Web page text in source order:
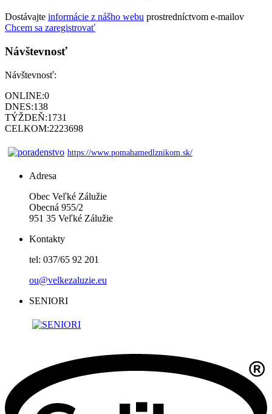
Dostávajte informácie z nášho webu prostredníctvom e-mailov
Chcem sa zaregistrovať
Návštevnosť
Návštevnosť:
ONLINE:0
DNES:138
TÝŽDEŇ:1731
CELKOM:2223698
https://www.pomahamedlznikom.sk/
Adresa
Obec Veľké Zálužie
Obecná 955/2
951 35 Veľké Zálužie
Kontakty
tel: 037/65 92 201
ou@velkezaluzie.eu
SENIORI